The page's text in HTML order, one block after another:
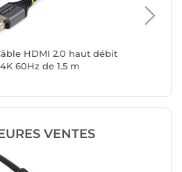
HDMI 2.0 haut débit
60Hz de 1.5 m
VENTES